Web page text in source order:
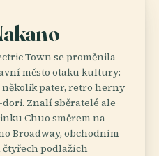
Town se proměnila
město otaku kultury:
pater, retro herny
Znalí sběratelé ale
Chuo směrem na
Broadway, obchodním
čtyřech podlažích